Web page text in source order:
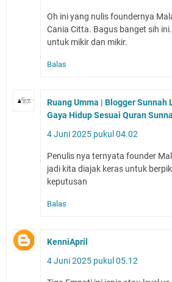
Oh ini yang nulis foundernya
Cania Citta. Bagus banget sih
untuk mikir dan mikir.
Balas
Ruang Umma | Blogger Sunnah
Gaya Hidup Sesuai Quran
4 Juni 2025 pukul 04.02
Penulis nya ternyata founder
jadi kita diajak keras untuk
keputusan
Balas
KenniApril
4 Juni 2025 pukul 05.12